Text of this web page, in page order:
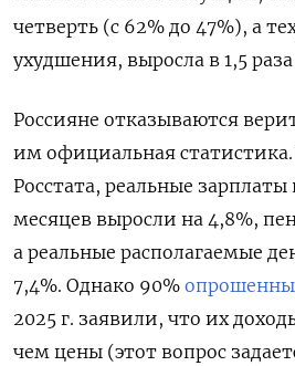
четверть (с 62% до 47%), а
ухудшения, выросла в 1,5 раза
Россияне отказываются
им официальная
Росстата, реальные зарплаты
месяцев выросли на 4,8%,
а реальные располагаемые
7,4%. Однако 90%
2025 г. заявили, что их
чем цены (этот вопрос